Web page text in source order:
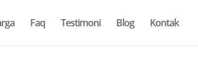
Faq Testimoni Blog Kontak